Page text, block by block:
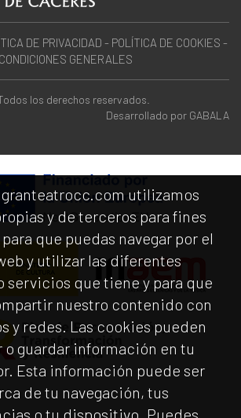
DE PRIVACIDAD - POLÍTICA DE COOKIES -
CONDICIONES GENERALES
los derechos reservados.
Desarrollado por GABALA
utilizamos
y de terceros para fines
que puedas navegar por el
y utilizar las diferentes
servicios que tiene y para que
nuestro contenido con
y redes. Las cookies pueden
o guardar información en tu
Esta información puede ser
de tu navegación, tus
o tu dispositivo. Puedes